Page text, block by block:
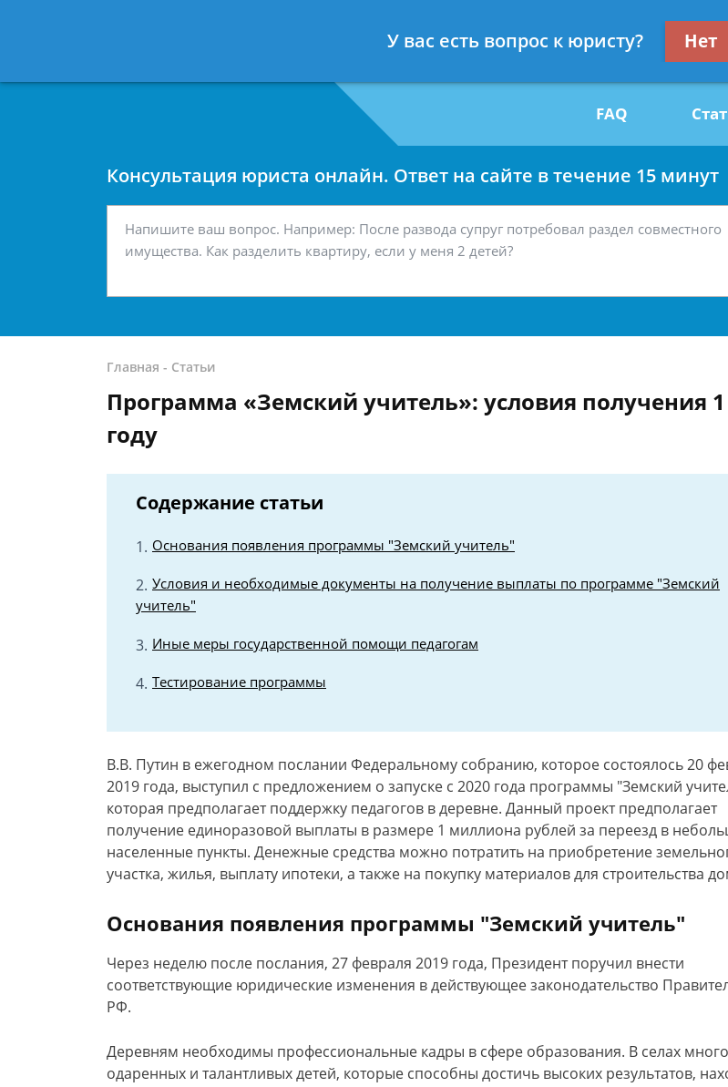
7 812 467-34-29
FAQ
Консультация юриста онлайн. Ответ на сайте в течение 15 минут
Главная - Статьи
Программа «Земский учитель»: условия получения
году
Содержание статьи
Основания появления программы "Земский учитель"
Условия и необходимые документы на получение выплаты по программе "Земский
учитель"
Иные меры государственной помощи педагогам
Тестирование программы
В.В. Путин в ежегодном послании Федеральному собранию, которое состоялось 20
2019 года, выступил с предложением о запуске с 2020 года программы "Земский
которая предполагает поддержку педагогов в деревне. Данный проект предполагает
получение единоразовой выплаты в размере 1 миллиона рублей за переезд в
населенные пункты. Денежные средства можно потратить на приобретение
участка, жилья, выплату ипотеки, а также на покупку материалов для строительства
Основания появления программы "Земский учитель"
Через неделю после послания, 27 февраля 2019 года, Президент поручил внести
соответствующие юридические изменения в действующее законодательство
РФ.
Деревням необходимы профессиональные кадры в сфере образования. В селах много
одаренных и талантливых детей, которые способны достичь высоких результатов,
У вас есть вопрос к юристу? Нет